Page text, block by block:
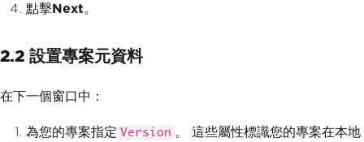
點擊Next。
2.2 設置專案元資料
在下一個窗口中：
為您的專案指定 Version 。 這些屬性標識您的專案在本地